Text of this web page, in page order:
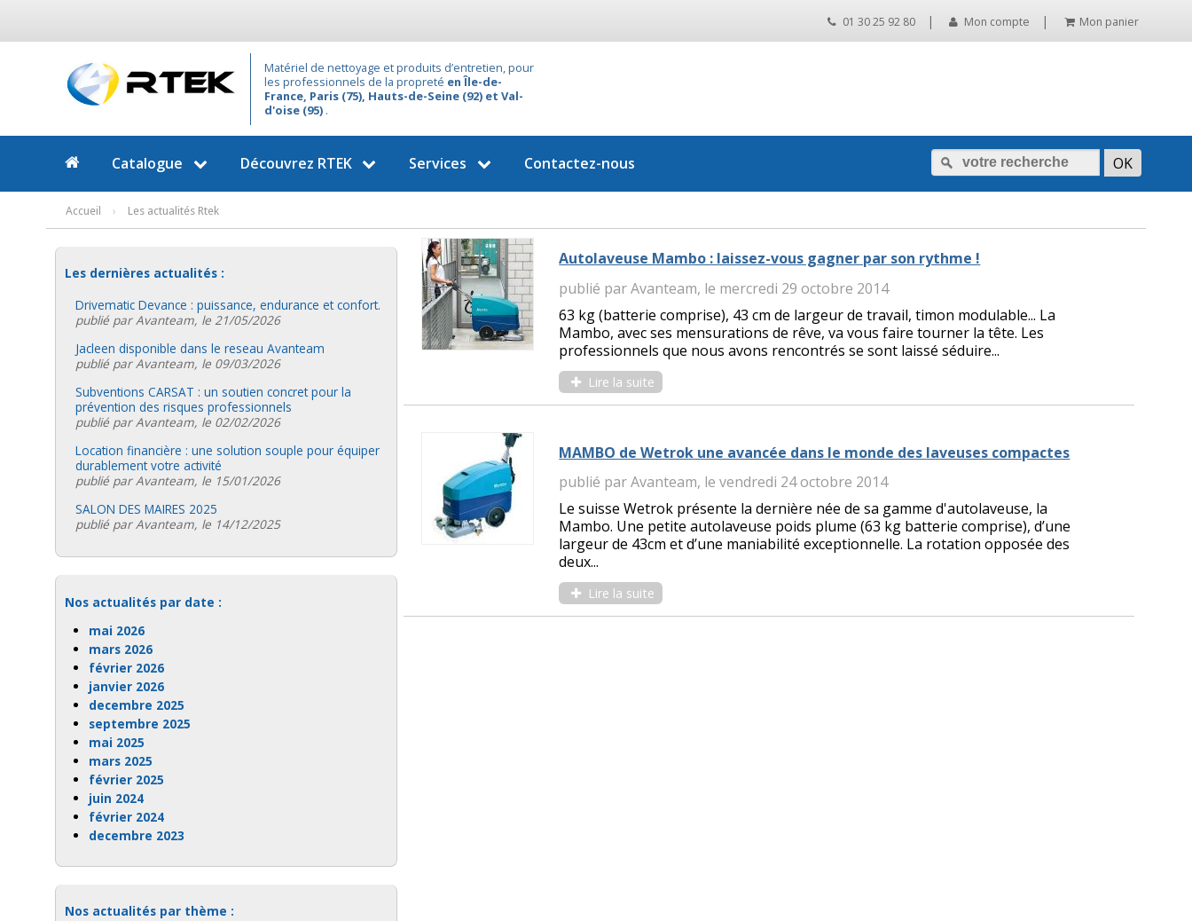
01 30 25 92 80 | Mon compte | Mon panier
Matériel de nettoyage et produits d’entretien, pour
les professionnels de la propreté en Île-de-
France, Paris (75), Hauts-de-Seine (92) et Val-
d'oise (95) .
Catalogue Découvrez RTEK Services Contactez-nous
Accueil › Les actualités Rtek
Les dernières actualités :
Drivematic Devance : puissance, endurance et confort.
publié par Avanteam, le 21/05/2026
Jacleen disponible dans le reseau Avanteam
publié par Avanteam, le 09/03/2026
Subventions CARSAT : un soutien concret pour la
prévention des risques professionnels
publié par Avanteam, le 02/02/2026
Location financière : une solution souple pour équiper
durablement votre activité
publié par Avanteam, le 15/01/2026
SALON DES MAIRES 2025
publié par Avanteam, le 14/12/2025
Nos actualités par date :
mai 2026
mars 2026
février 2026
janvier 2026
decembre 2025
septembre 2025
mai 2025
mars 2025
février 2025
juin 2024
février 2024
decembre 2023
Nos actualités par thème :
Autolaveuse Mambo : laissez-vous gagner par son rythme !
publié par Avanteam, le mercredi 29 octobre 2014
63 kg (batterie comprise), 43 cm de largeur de travail, timon modulable... La
Mambo, avec ses mensurations de rêve, va vous faire tourner la tête. Les
professionnels que nous avons rencontrés se sont laissé séduire...
Lire la suite
MAMBO de Wetrok une avancée dans le monde des laveuses compactes
publié par Avanteam, le vendredi 24 octobre 2014
Le suisse Wetrok présente la dernière née de sa gamme d'autolaveuse, la
Mambo. Une petite autolaveuse poids plume (63 kg batterie comprise), d’une
largeur de 43cm et d’une maniabilité exceptionnelle. La rotation opposée des
deux...
Lire la suite